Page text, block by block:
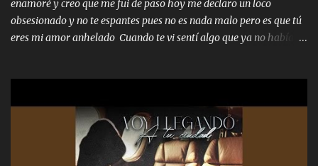
enfiesto me gusta vivir en grande más me cuido me gusta ser
responsable hay rateros envidiosos que no falten mi dios es grande
me cuida de las maldades Pa el equipo aquí le mando un abrazo
enamoré y creo que me fui de paso hoy me declaro un loco
obsesionado y no te espantes pues no es nada malo pero es que tú
eres mi amor anhelado Cuando te vi sentí algo que ya no había
cariño de mi alma Que pa febrero vendré frente a ti con mis
preguntas y digas que sí hacernos novios y verte feliz y muy
contenta como yo por ti Música Pregúntame qué es lo que me
enamora pa describirte unas cuantas horas también pregunta que